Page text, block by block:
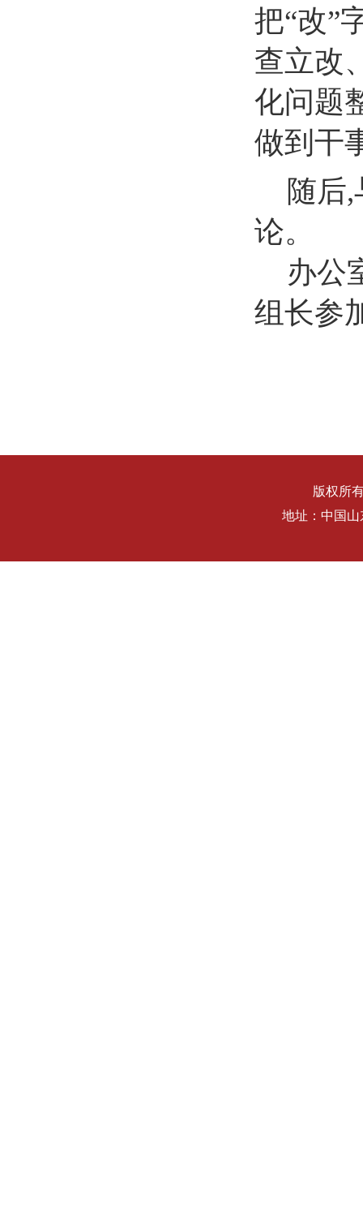
把“改”
查立改
化问题
做到干
随后
论。
办公
组长参
版权所
地址：中国山